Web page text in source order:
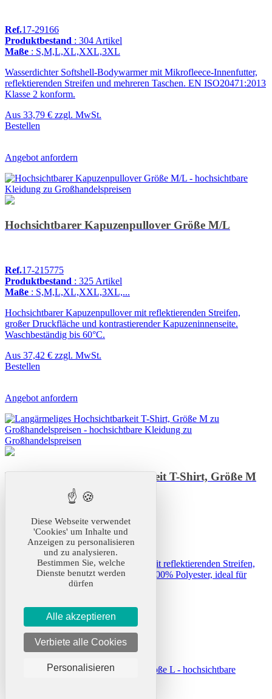
Ref.17-29166
Produktbestand : 304 Artikel
Maße : S,M,L,XL,XXL,3XL
Wasserdichter Softshell-Bodywarmer mit Mikrofleece-Innenfutter,
reflektierenden Streifen und mehreren Taschen. EN ISO20471:2013
Klasse 2 konform.
Aus 33,79 € zzgl. MwSt.
Bestellen
Angebot anfordern
Hochsichtbarer Kapuzenpullover Größe M/L
Ref.17-215775
Produktbestand : 325 Artikel
Maße : S,M,L,XL,XXL,3XL,...
Hochsichtbarer Kapuzenpullover mit reflektierenden Streifen,
großer Druckfläche und kontrastierender Kapuzeninnenseite.
Waschbeständig bis 60°C.
Aus 37,42 € zzgl. MwSt.
Bestellen
Angebot anfordern
Langärmeliges Hochsichtbarkeit T-Shirt, Größe M
17-29193
Produktbestand: 296 Artikel
Maße: S,M,L,XL,XXL,3XL
Langarm-T-Shirt in Hochsichtbarkeit mit reflektierenden Streifen,
gemäß EN ISO20471:2013 Klasse 3, 100% Polyester, ideal für
Sicherheitsanwendungen.
13,06 €zzgl. MwSt.
Angebot anfordern
Diese Webseite verwendet
'Cookies' um Inhalte und
Anzeigen zu personalisieren
und zu analysieren.
Bestimmen Sie, welche
Dienste benutzt werden
dürfen
Alle akzeptieren
Verbiete alle Cookies
Personalisieren